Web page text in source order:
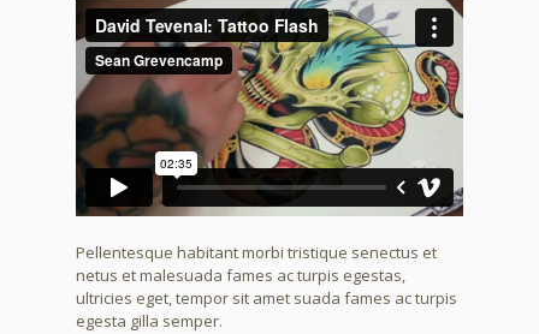
Pellentesque habitant morbi tristique senectus et
netus et malesuada fames ac turpis egestas,
ultricies eget, tempor sit amet suada fames ac turpis
egesta gilla semper.